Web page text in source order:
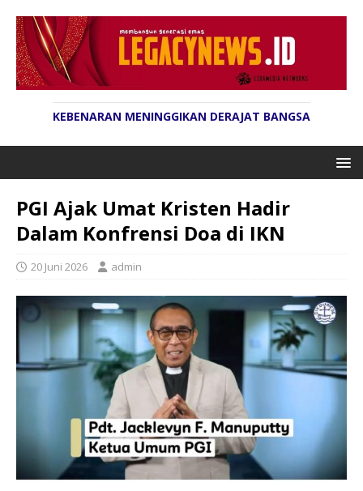
KEBENARAN MENINGGIKAN DERAJAT BANGSA
PGI Ajak Umat Kristen Hadir
Dalam Konfrensi Doa di IKN
20 Juni 2026 admin